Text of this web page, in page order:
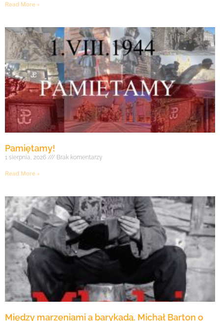
Read More »
Pamiętamy!
1 sierpnia, 2026 Brak komentarzy
Read More »
Między marzeniami a barykadą. Michał Barton o